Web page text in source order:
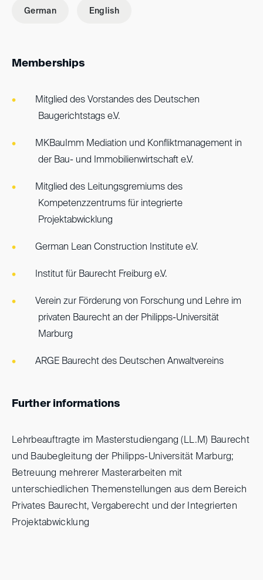
German English
Memberships
Mitglied des Vorstandes des Deutschen
Baugerichtstags e.V.
MKBauImm Mediation und Konfliktmanagement in
der Bau- und Immobilienwirtschaft e.V.
Mitglied des Leitungsgremiums des
Kompetenzzentrums für integrierte
Projektabwicklung
German Lean Construction Institute e.V.
Institut für Baurecht Freiburg e.V.
Verein zur Förderung von Forschung und Lehre im
privaten Baurecht an der Philipps-Universität
Marburg
ARGE Baurecht des Deutschen Anwaltvereins
Further informations
Lehrbeauftragte im Masterstudiengang (LL.M) Baurecht
und Baubegleitung der Philipps-Universität Marburg;
Betreuung mehrerer Masterarbeiten mit
unterschiedlichen Themenstellungen aus dem Bereich
Privates Baurecht, Vergaberecht und der Integrierten
Projektabwicklung